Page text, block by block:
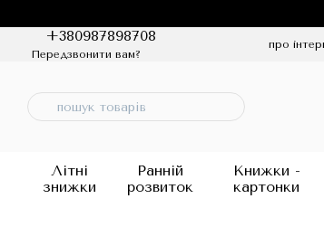
+380987898708
Передзвонити вам?
про
Літні
знижки
Ранній
розвиток
Книжки -
картонки